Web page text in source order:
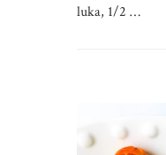
luka, 1/2 …